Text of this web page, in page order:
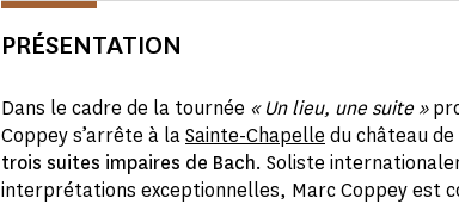
PRÉSENTATION
Dans le cadre de la tournée « Un lieu, une suite »
Coppey s’arrête à laSainte-Chapelle du château
trois suites impaires de Bach. Soliste
interprétations exceptionnelles, Marc Coppey est